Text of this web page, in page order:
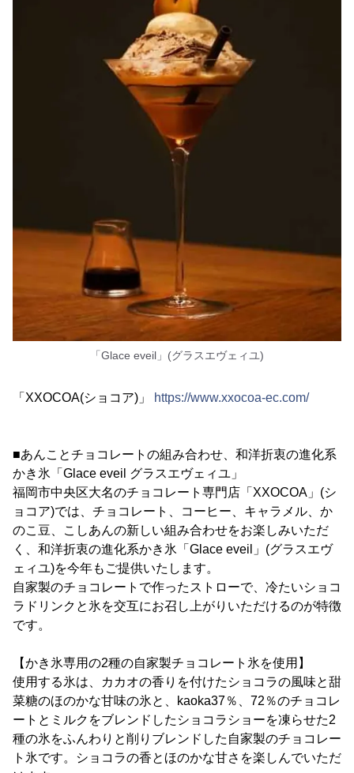
「Glace eveil」(グラスエヴェィユ)
「XXOCOA(ショコア)」 https://www.xxocoa-ec.com/
■あんことチョコレートの組み合わせ、和洋折衷の進化系
かき氷「Glace eveil グラスエヴェィユ」
福岡市中央区大名のチョコレート専門店「XXOCOA」(シ
ョコア)では、チョコレート、コーヒー、キャラメル、か
のこ豆、こしあんの新しい組み合わせをお楽しみいただ
く、和洋折衷の進化系かき氷「Glace eveil」(グラスエヴ
ェィユ)を今年もご提供いたします。
自家製のチョコレートで作ったストローで、冷たいショコ
ラドリンクと氷を交互にお召し上がりいただけるのが特徴
です。
【かき氷専用の2種の自家製チョコレート氷を使用】
使用する氷は、カカオの香りを付けたショコラの風味と甜
菜糖のほのかな甘味の氷と、kaoka37％、72％のチョコレ
ートとミルクをブレンドしたショコラショーを凍らせた2
種の氷をふんわりと削りブレンドした自家製のチョコレー
ト氷です。ショコラの香とほのかな甘さを楽しんでいただ